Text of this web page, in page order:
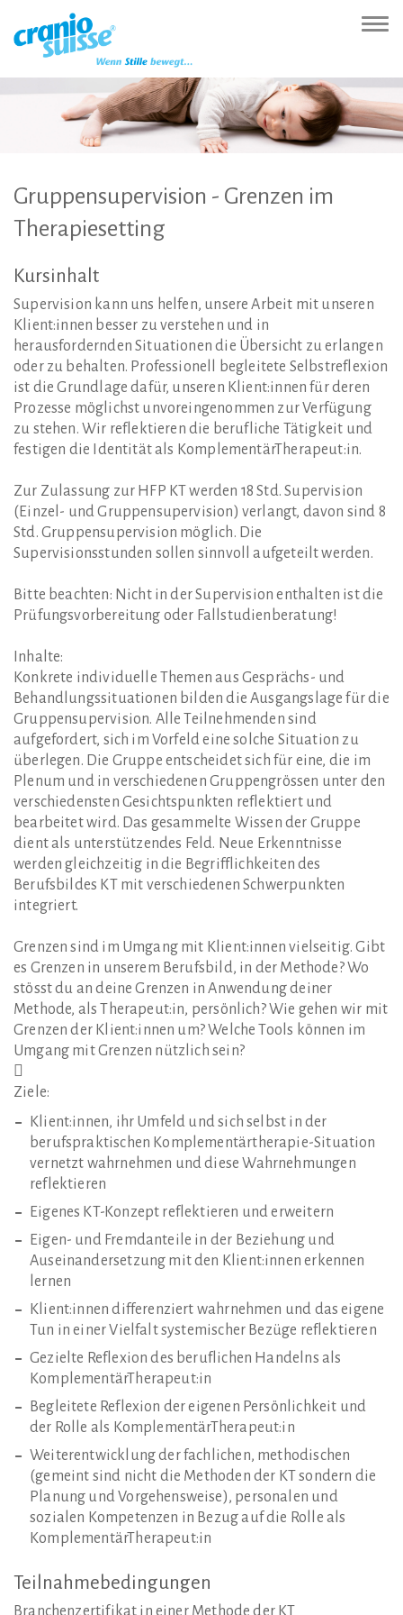
(Accesskey
Hauptnavigation
(Accesskey
Inhalt
(Accesskey
Sprachumschaltung
(Accesskey
Gruppensupervision - Grenzen im
Therapiesetting
Kursinhalt
Supervision kann uns helfen, unsere Arbeit mit unseren
Klient:innen besser zu verstehen und in
herausfordernden Situationen die Übersicht zu erlangen
oder zu behalten. Professionell begleitete Selbstreflexion
ist die Grundlage dafür, unseren Klient:innen für deren
Prozesse möglichst unvoreingenommen zur Verfügung
zu stehen. Wir reflektieren die berufliche Tätigkeit und
festigen die Identität als KomplementärTherapeut:in.
Zur Zulassung zur HFP KT werden 18 Std. Supervision
(Einzel- und Gruppensupervision) verlangt, davon sind 8
Std. Gruppensupervision möglich. Die
Supervisionsstunden sollen sinnvoll aufgeteilt werden.
Bitte beachten: Nicht in der Supervision enthalten ist die
Prüfungsvorbereitung oder Fallstudienberatung!
Inhalte:
Konkrete individuelle Themen aus Gesprächs- und
Behandlungssituationen bilden die Ausgangslage für die
Gruppensupervision. Alle Teilnehmenden sind
aufgefordert, sich im Vorfeld eine solche Situation zu
überlegen. Die Gruppe entscheidet sich für eine, die im
Plenum und in verschiedenen Gruppengrössen unter den
verschiedensten Gesichtspunkten reflektiert und
bearbeitet wird. Das gesammelte Wissen der Gruppe
dient als unterstützendes Feld. Neue Erkenntnisse
werden gleichzeitig in die Begrifflichkeiten des
Berufsbildes KT mit verschiedenen Schwerpunkten
integriert.
Grenzen sind im Umgang mit Klient:innen vielseitig. Gibt
es Grenzen in unserem Berufsbild, in der Methode? Wo
stösst du an deine Grenzen in Anwendung deiner
Methode, als Therapeut:in, persönlich? Wie gehen wir mit
Grenzen der Klient:innen um? Welche Tools können im
Umgang mit Grenzen nützlich sein?

Ziele:
Klient:innen, ihr Umfeld und sich selbst in der
berufspraktischen Komplementärtherapie-Situation
vernetzt wahrnehmen und diese Wahrnehmungen
reflektieren
Eigenes KT-Konzept reflektieren und erweitern
Eigen- und Fremdanteile in der Beziehung und
Auseinandersetzung mit den Klient:innen erkennen
lernen
Klient:innen differenziert wahrnehmen und das eigene
Tun in einer Vielfalt systemischer Bezüge reflektieren
Gezielte Reflexion des beruflichen Handelns als
KomplementärTherapeut:in
Begleitete Reflexion der eigenen Persönlichkeit und
der Rolle als KomplementärTherapeut:in
Weiterentwicklung der fachlichen, methodischen
(gemeint sind nicht die Methoden der KT sondern die
Planung und Vorgehensweise), personalen und
sozialen Kompetenzen in Bezug auf die Rolle als
KomplementärTherapeut:in
Teilnahmebedingungen
Branchenzertifikat in einer Methode der KT